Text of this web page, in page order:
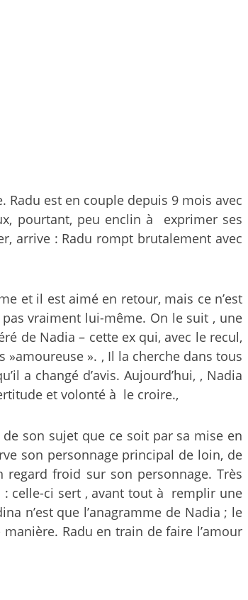
Radu est en couple depuis 9 mois avec
pourtant, peu enclin à exprimer ses
arrive : Radu rompt brutalement avec
et il est aimé en retour, mais ce n’est
vraiment lui-même. On le suit , une
de Nadia – cette ex qui, avec le recul,
»amoureuse ». , Il la cherche dans tous
a changé d’avis. Aujourd’hui, , Nadia
et volonté à le croire.,
son sujet que ce soit par sa mise en
son personnage principal de loin, de
froid sur son personnage. Très
celle-ci sert , avant tout à remplir une
n’est que l’anagramme de Nadia ; le
Radu en train de faire l’amour